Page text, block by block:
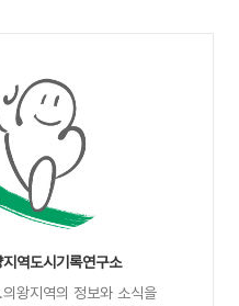
지역도시기록연구소
왕지역의 정보와 소식을